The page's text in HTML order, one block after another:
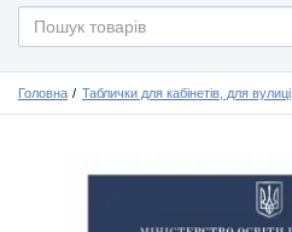
Головна Таблички для кабінетів, для вулиці